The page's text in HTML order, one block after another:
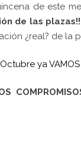
de este
de las
¿real? de la
ya VAMOS